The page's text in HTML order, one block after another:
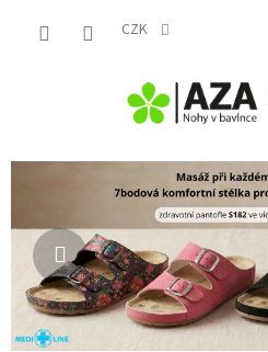
CZK
P
h
d
l